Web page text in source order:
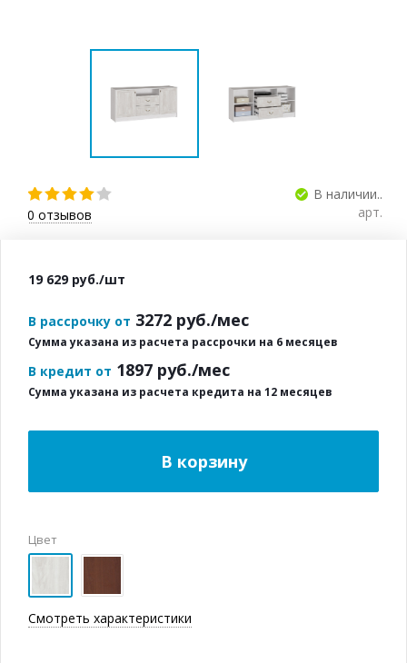
0 отзывов
В наличии..
арт.
19 629 руб./шт
В рассрочку от 3272 руб./мес
Сумма указана из расчета рассрочки на 6 месяцев
В кредит от 1897 руб./мес
Сумма указана из расчета кредита на 12 месяцев
Цвет
Смотреть характеристики
В корзину